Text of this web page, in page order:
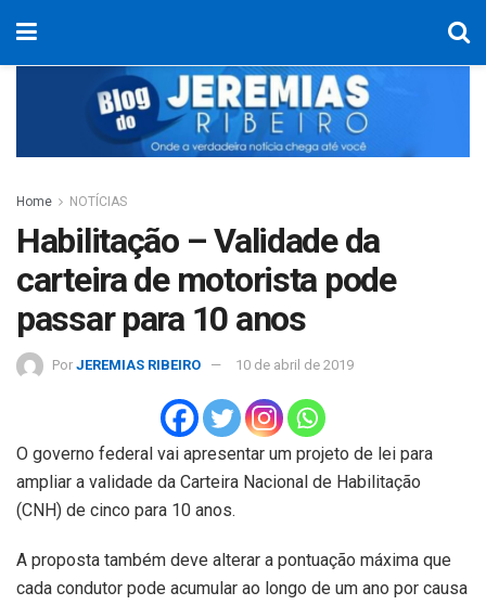
Home NOTÍCIAS
Habilitação – Validade da
carteira de motorista pode
passar para 10 anos
Por JEREMIAS RIBEIRO 10 de abril de 2019
O governo federal vai apresentar um projeto de lei para
ampliar a validade da Carteira Nacional de Habilitação
(CNH) de cinco para 10 anos.
A proposta também deve alterar a pontuação máxima que
cada condutor pode acumular ao longo de um ano por causa